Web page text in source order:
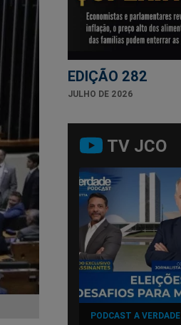
EDIÇÃO 282
JULHO DE 2026
TV JCO
PODCAST A VERDADE